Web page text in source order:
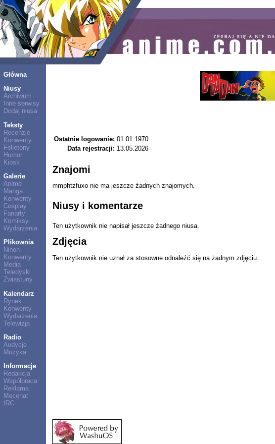
Główna
Niusy
Archiwum
Inne serwisy
Dodaj niusa
Teksty
Recenzje
Konwenty
Felietony
Humor
Kiosk
Galerie
Anime
Manga
Konwenty
Cosplay
Fanarty
Komiksy
Wydarzenia
Plikownia
Nihon
Konwenty
Media
Teledyski
Zwiastuny
Kalendarz
Rynek
Konwenty
Wydarzenia
Telewizja
Radio
Audycje
Muzyka
Informacje
Redakcja
Współpraca
Reklama
Mecenat
IRC
Ostatnie logowanie: 01.01.1970
Data rejestracji: 13.05.2026
Znajomi
mmphtzfuxo nie ma jeszcze żadnych znajomych.
Niusy i komentarze
Ten użytkownik nie napisał jeszcze żadnego niusa.
Zdjęcia
Ten użytkownik nie uznał za stosowne odnaleźć się na żadnym zdjęciu.